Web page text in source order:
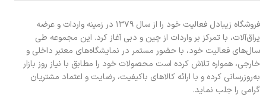
فروشگاه زیبادل فعالیت خود را از سال ۱۳۷۹ در زمینه واردات و عرضه
یراق‌آلات، با تمرکز بر واردات از چین و دبی آغاز کرد. این مجموعه طی
سال‌های فعالیت خود، با حضور مستمر در نمایشگاه‌های معتبر داخلی و
خارجی، همواره تلاش کرده است محصولات خود را مطابق با نیاز روز بازار
به‌روزرسانی کرده و با ارائه کالاهای باکیفیت، رضایت و اعتماد مشتریان
گرامی را جلب نماید.